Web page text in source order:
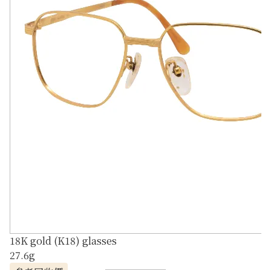
18K gold (K18) glasses
27.6g